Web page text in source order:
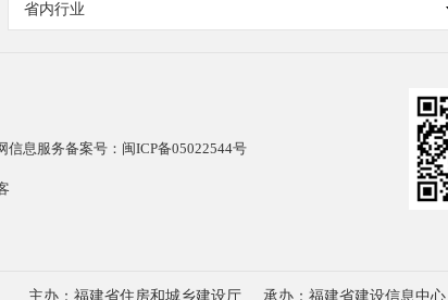
省内行业
信息服务备案号：闽ICP备05022544号
主办：福建省住房和城乡建设厅 承办：福建省建设信息中心